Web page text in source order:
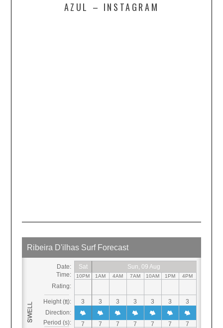
AZUL – INSTAGRAM